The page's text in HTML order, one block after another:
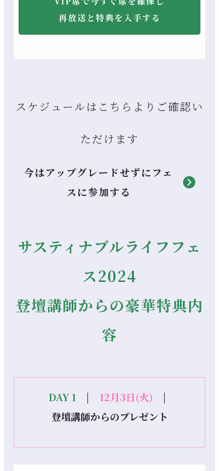
再放送と特典を入手する
スケジュールはこちらよりご確認い
ただけます
今はアップグレードせずにフェ
スに参加する
サスティナブルライフフェ
ス2024
登壇講師からの豪華特典内
容
DAY 1 | 12月3日(火) |
登壇講師からのプレゼント